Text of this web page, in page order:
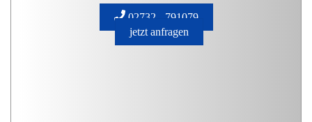
02732 - 791079
jetzt anfragen